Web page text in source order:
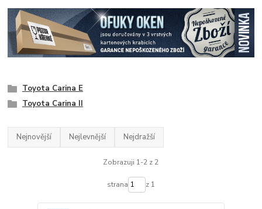
Toyota Carina E
Toyota Carina II
Nejnovější Nejlevnější Nejdražší
Zobrazuji 1-2 z 2
strana z 1